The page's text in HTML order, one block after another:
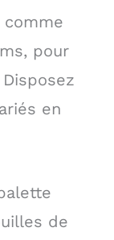
pour
en
de